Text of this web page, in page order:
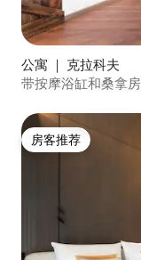
公寓 ｜ 克拉科夫
带按摩浴缸和桑拿
房客推荐
房客推荐